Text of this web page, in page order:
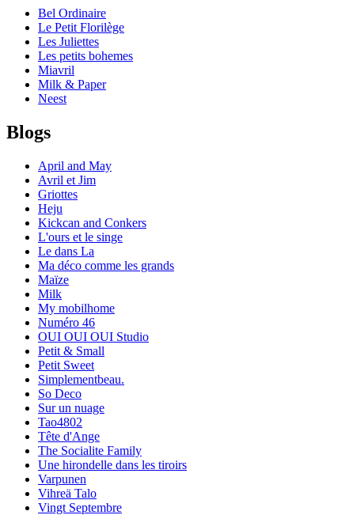
Bel Ordinaire
Le Petit Florilège
Les Juliettes
Les petits bohemes
Miavril
Milk & Paper
Neest
Blogs
April and May
Avril et Jim
Griottes
Heju
Kickcan and Conkers
L'ours et le singe
Le dans La
Ma déco comme les grands
Maïze
Milk
My mobilhome
Numéro 46
OUI OUI OUI Studio
Petit & Small
Petit Sweet
Simplementbeau.
So Deco
Sur un nuage
Tao4802
Tête d'Ange
The Socialite Family
Une hirondelle dans les tiroirs
Varpunen
Vihreä Talo
Vingt Septembre